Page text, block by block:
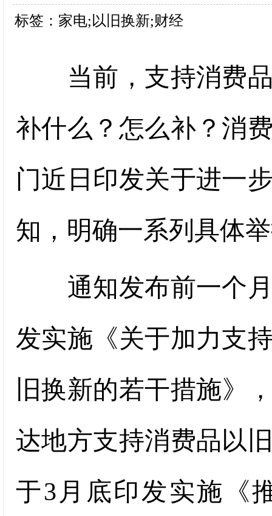
标签：家电;以旧换新;财经
当前，支持消费品
补什么？怎么补？消
门近日印发关于进一
知，明确一系列具体
通知发布前一个月
发实施《关于加力支
旧换新的若干措施》
达地方支持消费品以
于3月底印发实施《